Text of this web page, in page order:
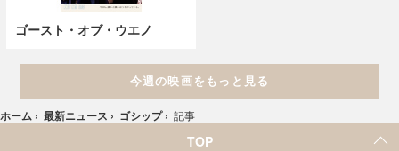
ゴースト・オブ・ウエノ
今週の映画をもっと見る
ホーム › 最新ニュース › ゴシップ › 記事
TOP